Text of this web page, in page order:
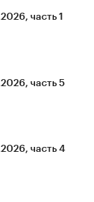
часть 1
часть 5
часть 4